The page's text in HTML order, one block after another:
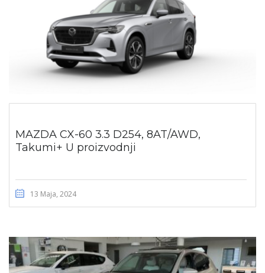
MAZDA CX-60 3.3 D254, 8AT/AWD,
Takumi+ U proizvodnji
13 Maja, 2024